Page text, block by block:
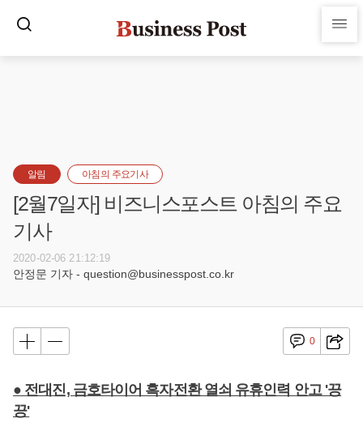
알림 아침의 주요기사
[2월7일자] 비즈니스포스트 아침의 주요
기사
2020-02-06 21:12:19
안정문 기자 - question@businesspost.co.kr
0
● 전대진, 금호타이어 흑자전환 열쇠 유휴인력 안고 '끙
끙'